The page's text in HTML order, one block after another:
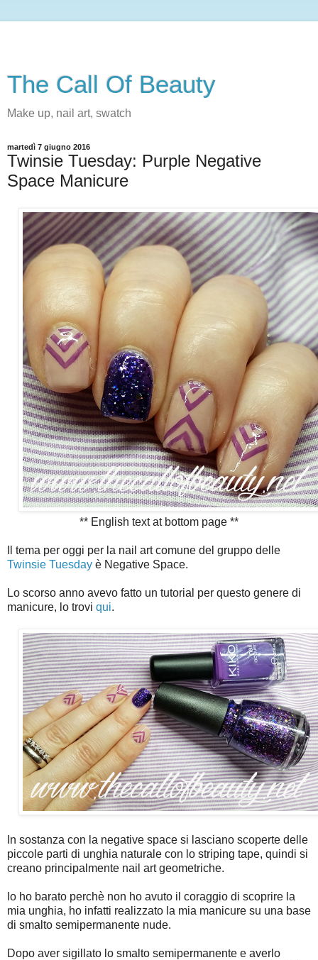
The Call Of Beauty
Make up, nail art, swatch
martedì 7 giugno 2016
Twinsie Tuesday: Purple Negative
Space Manicure
** English text at bottom page **
Il tema per oggi per la nail art comune del gruppo delle
Twinsie Tuesday è Negative Space.
Lo scorso anno avevo fatto un tutorial per questo genere di
manicure, lo trovi qui.
In sostanza con la negative space si lasciano scoperte delle
piccole parti di unghia naturale con lo striping tape, quindi si
creano principalmente nail art geometriche.
Io ho barato perchè non ho avuto il coraggio di scoprire la
mia unghia, ho infatti realizzato la mia manicure su una base
di smalto semipermanente nude.
Dopo aver sigillato lo smalto semipermanente e averlo